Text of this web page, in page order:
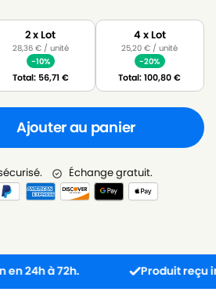
2 x Lot
28,36 €/ unité
-10%
Total: 56,71 €
4 x Lot
25,20€ / unité
-20%
Total:100,80€
Ajouter au panier
Échange gratuit.
à 72h. Produit reçu